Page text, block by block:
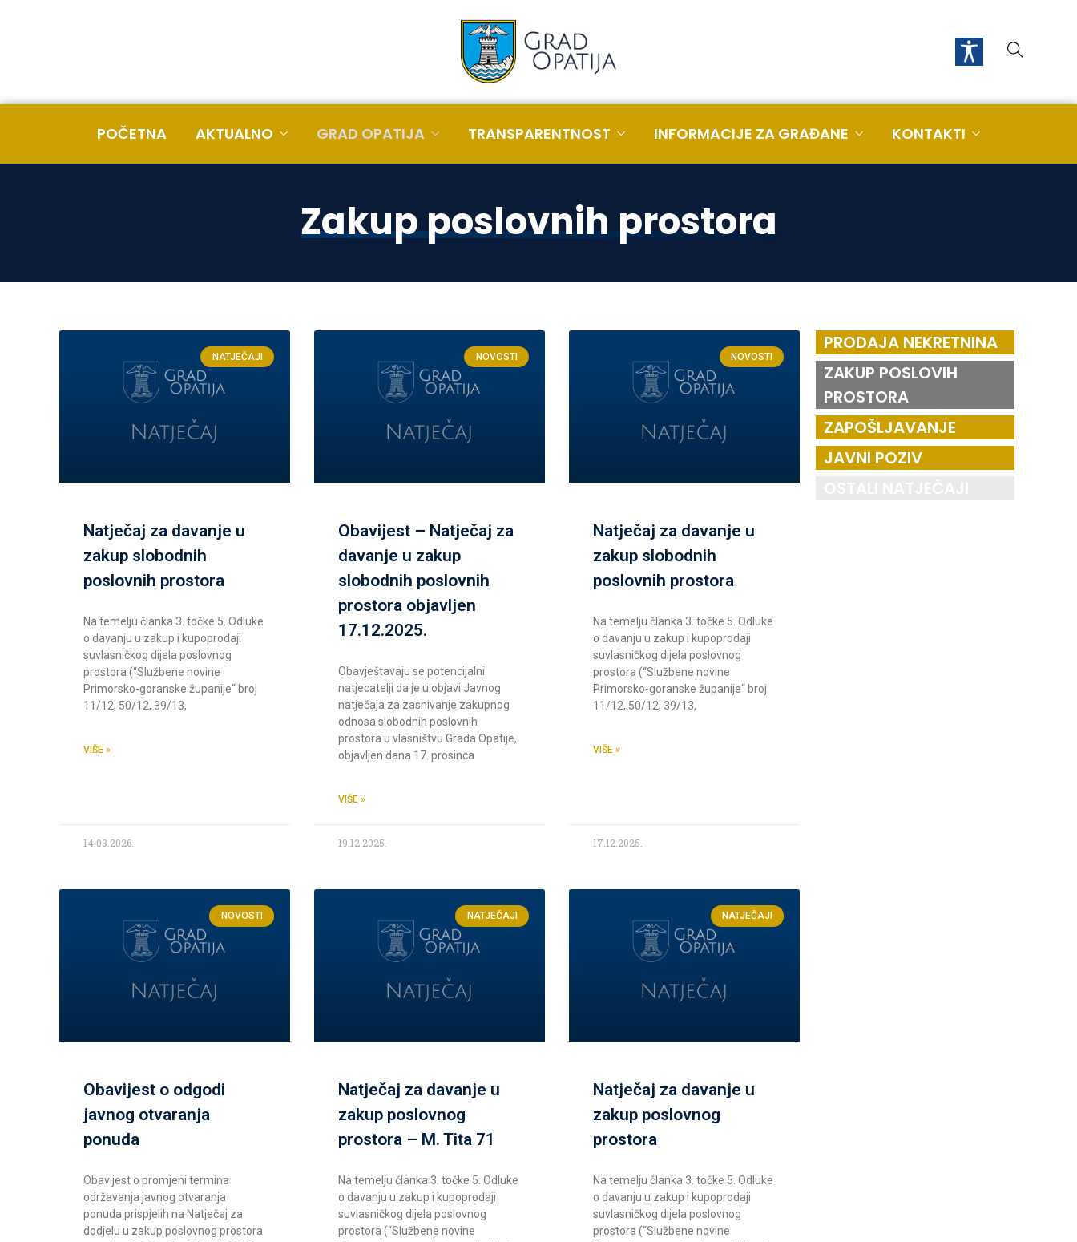
POČETNA AKTUALNO GRAD OPATIJA TRANSPARENTNOST INFORMACIJE ZA GRAĐANE KONTAKTI
Zakup poslovnih prostora
NATJEČAJI
Natječaj za davanje u
zakup slobodnih
poslovnih prostora
Na temelju članka 3. točke 5. Odluke
o davanju u zakup i kupoprodaji
suvlasničkog dijela poslovnog
prostora (“Službene novine
Primorsko-goranske županije“ broj
11/12, 50/12, 39/13,
VIŠE »
14.03.2026.
NOVOSTI
Obavijest – Natječaj za
davanje u zakup
slobodnih poslovnih
prostora objavljen
17.12.2025.
Obavještavaju se potencijalni
natjecatelji da je u objavi Javnog
natječaja za zasnivanje zakupnog
odnosa slobodnih poslovnih
prostora u vlasništvu Grada Opatije,
objavljen dana 17. prosinca
VIŠE »
19.12.2025.
NOVOSTI
Natječaj za davanje u
zakup slobodnih
poslovnih prostora
Na temelju članka 3. točke 5. Odluke
o davanju u zakup i kupoprodaji
suvlasničkog dijela poslovnog
prostora (“Službene novine
Primorsko-goranske županije“ broj
11/12, 50/12, 39/13,
VIŠE »
17.12.2025.
NOVOSTI
Obavijest o odgodi
javnog otvaranja
ponuda
Obavijest o promjeni termina
održavanja javnog otvaranja
ponuda prispjelih na Natječaj za
dodjelu u zakup poslovnog prostora
NATJEČAJI
Natječaj za davanje u
zakup poslovnog
prostora – M. Tita 71
Na temelju članka 3. točke 5. Odluke
o davanju u zakup i kupoprodaji
suvlasničkog dijela poslovnog
prostora (“Službene novine
NATJEČAJI
Natječaj za davanje u
zakup poslovnog
prostora
Na temelju članka 3. točke 5. Odluke
o davanju u zakup i kupoprodaji
suvlasničkog dijela poslovnog
prostora (“Službene novine
PRODAJA NEKRETNINA
ZAKUP POSLOVIH
PROSTORA
ZAPOŠLJAVANJE
JAVNI POZIV